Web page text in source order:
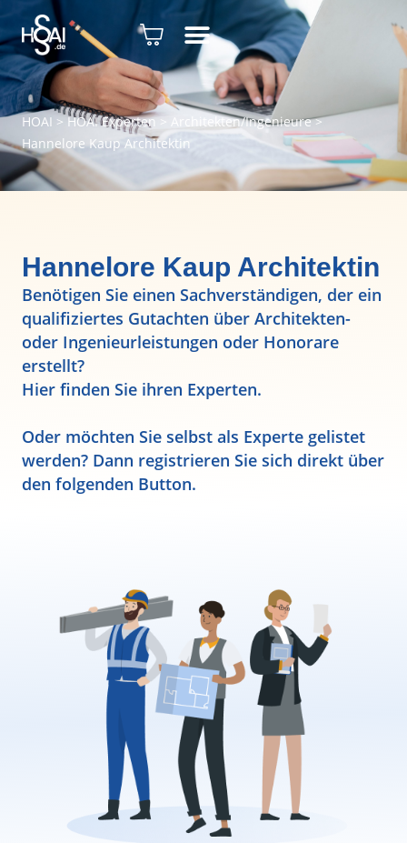
HOAI > HOAI Experten> Architekten/Ingenieure>
Hannelore Kaup Architektin
Hannelore Kaup Architektin
Benötigen Sie einen Sachverständigen, der ein
qualifiziertes Gutachten über Architekten-
oder Ingenieurleistungen oder Honorare
erstellt?
Hier finden Sie ihren Experten.
Oder möchten Sie selbst als Experte gelistet
werden? Dann registrieren Sie sich direkt über
den folgenden Button.